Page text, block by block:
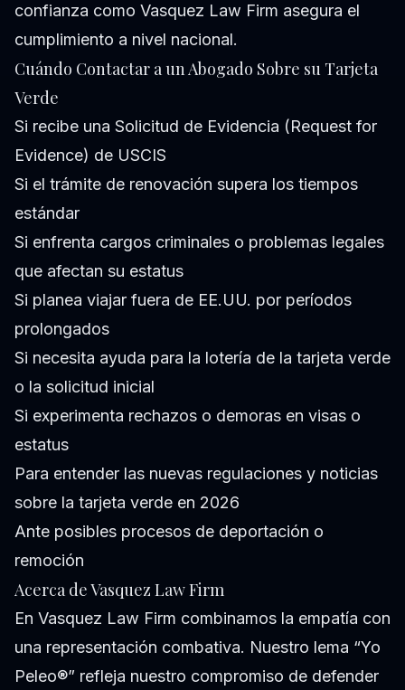
confianza como Vasquez Law Firm asegura el
cumplimiento a nivel nacional.
Cuándo Contactar a un Abogado Sobre su Tarjeta
Verde
Si recibe una Solicitud de Evidencia (Request for
Evidence) de USCIS
Si el trámite de renovación supera los tiempos
estándar
Si enfrenta cargos criminales o problemas legales
que afectan su estatus
Si planea viajar fuera de EE.UU. por períodos
prolongados
Si necesita ayuda para la lotería de la tarjeta verde
o la solicitud inicial
Si experimenta rechazos o demoras en visas o
estatus
Para entender las nuevas regulaciones y noticias
sobre la tarjeta verde en 2026
Ante posibles procesos de deportación o
remoción
Acerca de Vasquez Law Firm
En Vasquez Law Firm combinamos la empatía con
una representación combativa. Nuestro lema “Yo
Peleo®” refleja nuestro compromiso de defender